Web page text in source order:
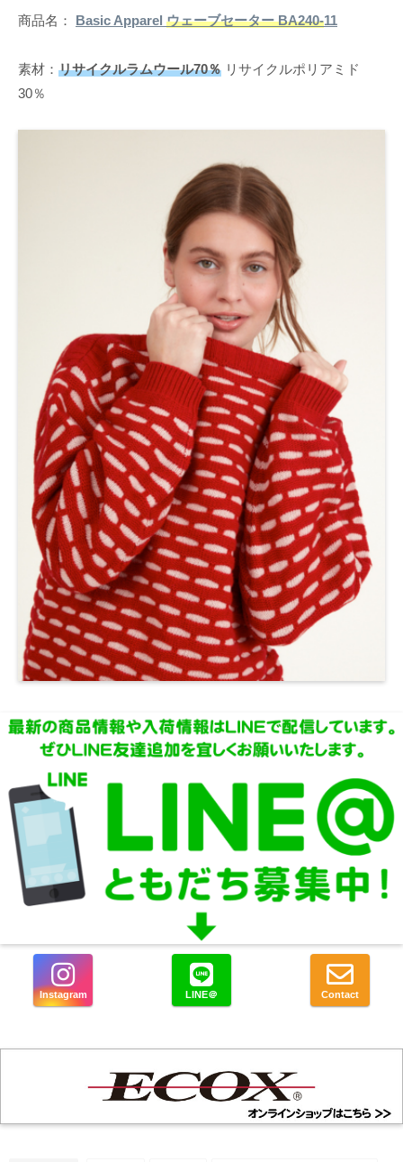
商品名： Basic Apparel ウェーブセーター BA240-11
素材： リサイクルラムウール70％ リサイクルポリアミド
30％
Instagram LINE＠ Contact